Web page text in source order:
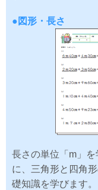
●図形・長さ
長さの単位「m」
に、三角形と四角
礎知識を学びます。